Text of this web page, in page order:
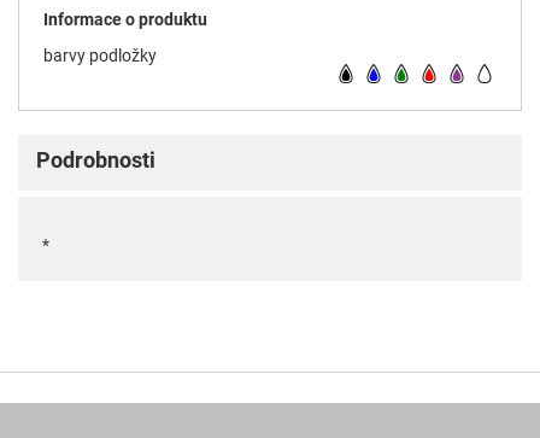
Informace o produktu
barvy podložky
Podrobnosti
*